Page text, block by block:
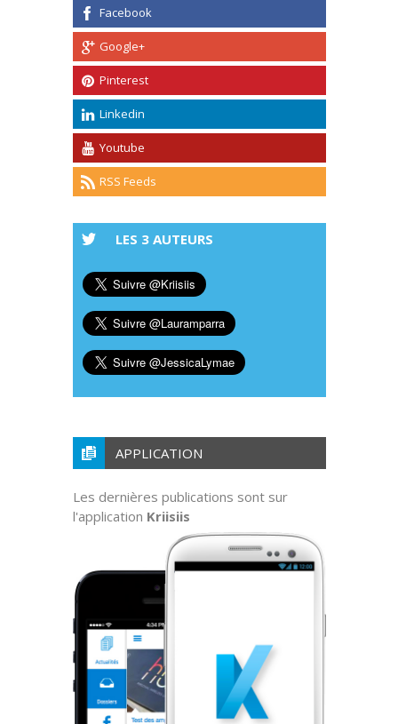
Facebook
Google+
Pinterest
Linkedin
Youtube
RSS Feeds
LES 3 AUTEURS
APPLICATION
Les dernières publications sont sur
l'application Kriisiis